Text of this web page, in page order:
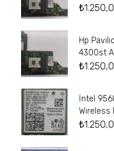
₺
Hp
4300st
₺
İntel
Wireless
₺